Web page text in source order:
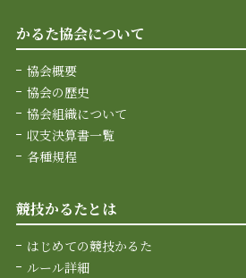
かるた協会について
協会概要
協会の歴史
協会組織について
収支決算書一覧
各種規程
競技かるたとは
はじめての競技かるた
ルール詳細